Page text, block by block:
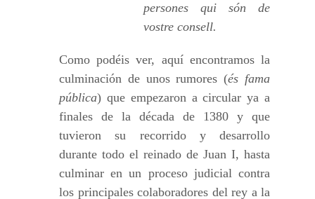
persones qui són de
vostre consell.
Como podéis ver, aquí encontramos la
culminación de unos rumores (és fama
pública) que empezaron a circular ya a
finales de la década de 1380 y que
tuvieron su recorrido y desarrollo
durante todo el reinado de Juan I, hasta
culminar en un proceso judicial contra
los principales colaboradores del rey a la